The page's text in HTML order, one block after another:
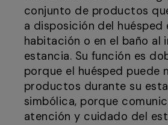
conjunto de productos
a disposición del huésped
habitación o en el baño al
estancia. Su función es
porque el huésped puede
productos durante su
simbólica, porque
atención y cuidado del